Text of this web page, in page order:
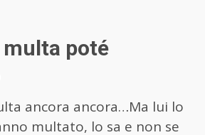
multa poté
ancora ancora…Ma lui lo
multato, lo sa e non se